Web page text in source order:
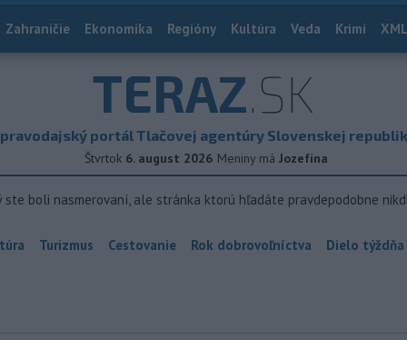
Zahraničie Ekonomika Regióny Kultúra Veda Krimi
TERAZ.SK
portál Tlačovej agentúry Slovenskej
Štvrtok 6. august 2026 Meniny má Jozefína
ste boli nasmerovaní, ale stránka ktorú hľadáte pravdepodobne
Turizmus Cestovanie Rok dobrovoľníctva Dielo týždňa